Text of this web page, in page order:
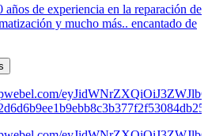
años de experiencia en la reparación de
y mucho más.. encantado de